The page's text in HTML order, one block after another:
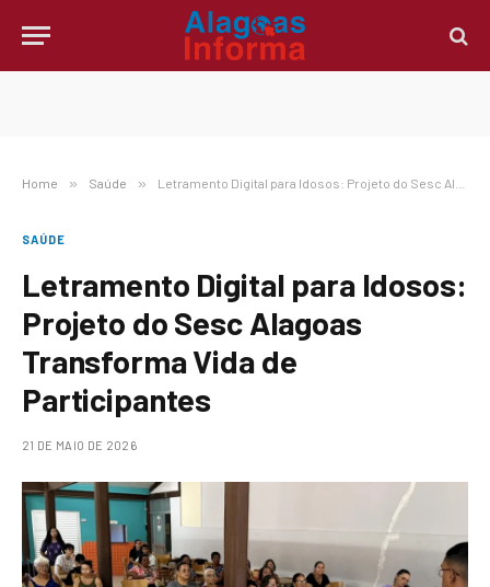
Home » Saúde » Letramento Digital para Idosos: Projeto do Sesc Alagoas Transforma Vida de Participantes
SAÚDE
Letramento Digital para Idosos:
Projeto do Sesc Alagoas
Transforma Vida de
Participantes
21 DE MAIO DE 2026